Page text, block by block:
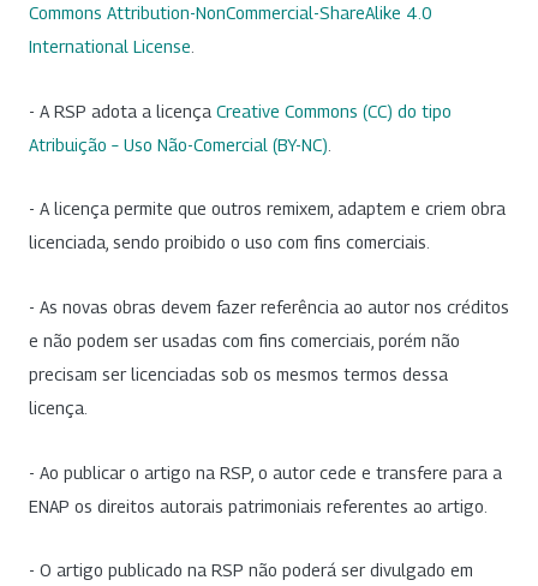
Commons Attribution-NonCommercial-ShareAlike 4.0
International License
- A RSP adota a licença Creative Commons (CC) do tipo
Atribuição – Uso Não-Comercial (BY-NC)
- A licença permite que outros remixem, adaptem e criem obra
licenciada, sendo proibido o uso com fins comerciais.
- As novas obras devem fazer referência ao autor nos créditos
e não podem ser usadas com fins comerciais, porém não
precisam ser licenciadas sob os mesmos termos dessa
licença.
- Ao publicar o artigo na RSP, o autor cede e transfere para a
ENAP os direitos autorais patrimoniais referentes ao artigo.
- O artigo publicado na RSP não poderá ser divulgado em